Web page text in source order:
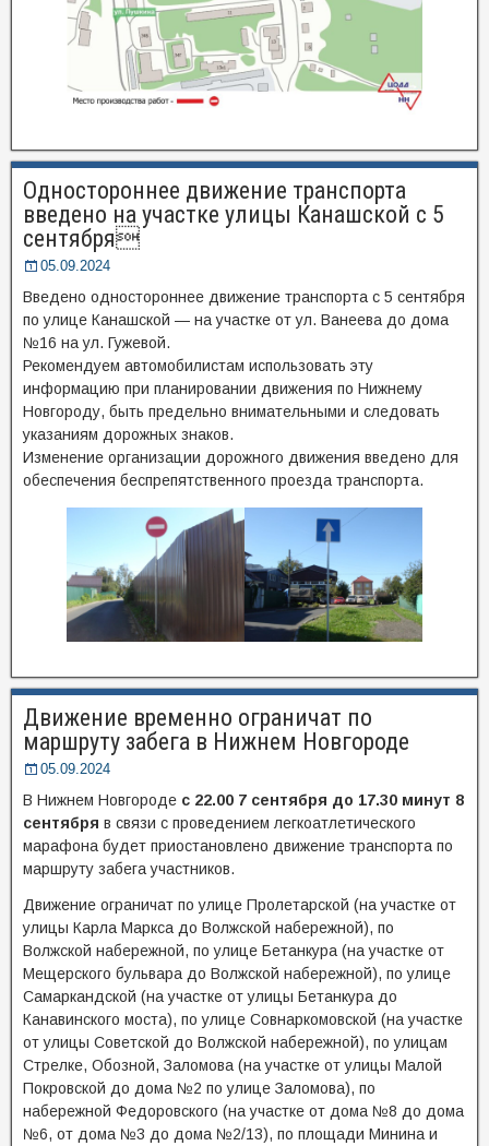
Одностороннее движение транспорта
введено на участке улицы Канашской с 5
сентября
05.09.2024
Введено одностороннее движение транспорта с 5 сентября
по улице Канашской — на участке от ул. Ванеева до дома
№16 на ул. Гужевой.
Рекомендуем автомобилистам использовать эту
информацию при планировании движения по Нижнему
Новгороду, быть предельно внимательными и следовать
указаниям дорожных знаков.
Изменение организации дорожного движения введено для
обеспечения беспрепятственного проезда транспорта.
Движение временно ограничат по
маршруту забега в Нижнем Новгороде
05.09.2024
В Нижнем Новгороде с 22.00 7 сентября до 17.30 минут 8
сентября в связи с проведением легкоатлетического
марафона будет приостановлено движение транспорта по
маршруту забега участников.
Движение ограничат по улице Пролетарской (на участке от
улицы Карла Маркса до Волжской набережной), по
Волжской набережной, по улице Бетанкура (на участке от
Мещерского бульвара до Волжской набережной), по улице
Самаркандской (на участке от улицы Бетанкура до
Канавинского моста), по улице Совнаркомовской (на участке
от улицы Советской до Волжской набережной), по улицам
Стрелке, Обозной, Заломова (на участке от улицы Малой
Покровской до дома №2 по улице Заломова), по
набережной Федоровского (на участке от дома №8 до дома
№6, от дома №3 до дома №2/13), по площади Минина и